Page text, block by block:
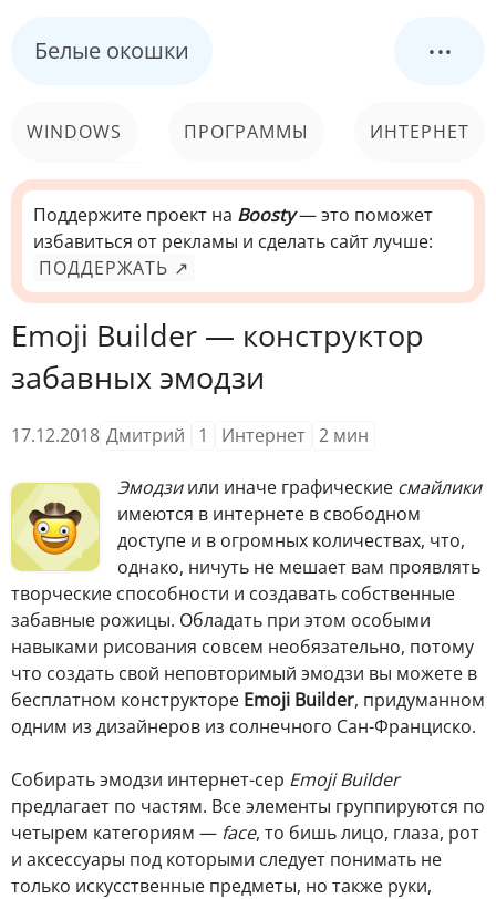
Белые окошки ...
WINDOWS ПРОГРАММЫ ИНТЕРНЕТ
КОМПЬЮТЕР
СИСТЕМА
Поддержите проект на Boosty— это поможет
избавиться от рекламы и сделать сайт лучше:
ПОДДЕРЖАТЬ ↗
Emoji Builder — конструктор
забавных эмодзи
17.12.2018 Дмитрий 1 Интернет 2 мин
Эмодзиили иначе графические смайлики
имеются в интернете в свободном
доступе и в огромных количествах, что,
однако, ничуть не мешает вам проявлять
творческие способности и создавать собственные
забавные рожицы. Обладать при этом особыми
навыками рисования совсем необязательно, потому
что создать свой неповторимый эмодзи вы можете в
бесплатном конструкторе Emoji Builder, придуманном
одним из дизайнеров из солнечного Сан-Франциско.
Собирать эмодзи интернет-сер Emoji Builder
предлагает по частям. Все элементы группируются по
четырем категориям — face, то бишь лицо, глаза, рот
и аксессуары под которыми следует понимать не
только искусственные предметы, но также руки,